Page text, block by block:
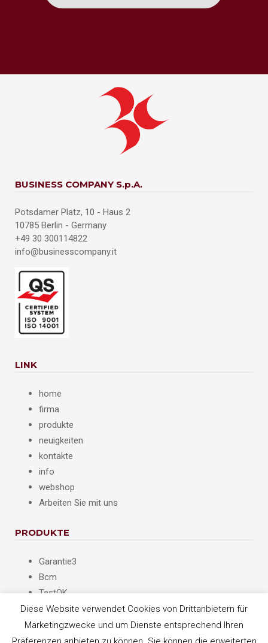
BUSINESS COMPANY S.p.A.
Potsdamer Platz, 10 - Haus 2
10785 Berlin - Germany
+49 30 300114822
info@businesscompany.it
LINK
home
firma
produkte
neuigkeiten
kontakte
info
webshop
Arbeiten Sie mit uns
PRODUKTE
Garantie3
Bcm
TestOK
Opera
Quick RAEE
Diese Website verwendet Cookies von Drittanbietern für
Marketingzwecke und um Dienste entsprechend Ihren